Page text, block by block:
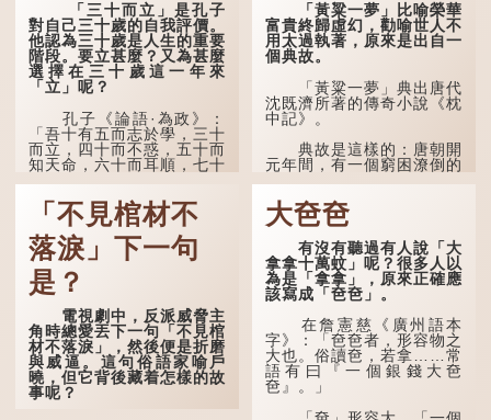
「三十而立」是孔子
對自己三十歲的自我評價。
他認為三十歲是人生的重要
階段。要立甚麼？又為甚麼
選擇在三十歲這一年來
「立」呢？
孔子《論語·為政》：
「吾十有五而志於學，三十
而立，四十而不惑，五十而
知天命，六十而耳順，七十
在古代，男子一般於二
十歲進行冠禮，冠禮完成後
便是成人，但由於未達壯
年，所以又稱「弱冠」。
《禮記·曲禮》明確記載：
「人生十年曰幼，學；二十
曰弱，冠；三十曰壯，有
室。」這說明三十歲在...
「黃粱一夢」比喻榮華
富貴終歸虛幻，勸喻世人不
用太過執著，原來是出自一
個典故。
「黃粱一夢」典出唐代
沈既濟所著的傳奇小說《枕
中記》。
典故是這樣的：唐朝開
元年間，有一個窮困潦倒的
盧姓書生，在上京赴考的途
中經過一間旅店休息，碰巧
遇到一位呂姓道士，兩人暢
談甚歡。
言談間，盧姓書生感慨
自己雖貴為讀書人，但一直
未能考取功名，仍然貧困，
感到十分落泊。於是，道士
拿出一個青瓷枕頭，讓...
「不見棺材不
落淚」下一句
是？
電視劇中，反派威脅主
角時總愛丟下一句「不見棺
材不落淚」，然後便是折磨
與威逼。這句俗語家喻戶
曉，但它背後藏着怎樣的故
事呢？
大夿夿
有沒有聽過有人說「大
拿拿十萬蚊」呢？很多人以
為是「拿拿」，原來正確應
該寫成「夿夿」。
在詹憲慈《廣州語本
字》：「夿夿者，形容物之
大也。俗讀夿，若拿……常
語有曰『一個銀錢大夿
夿』。」